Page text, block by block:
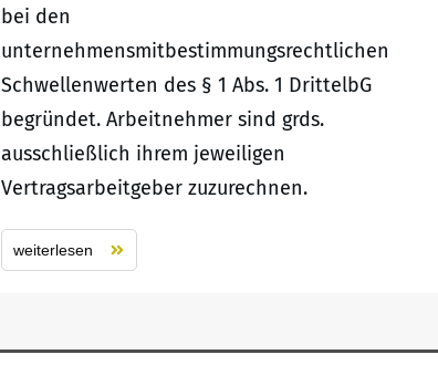
bei den
unternehmensmitbestimmungsrechtlichen
Schwellenwerten des § 1 Abs. 1 DrittelbG
begründet. Arbeitnehmer sind grds.
ausschließlich ihrem jeweiligen
Vertragsarbeitgeber zuzurechnen.
weiterlesen